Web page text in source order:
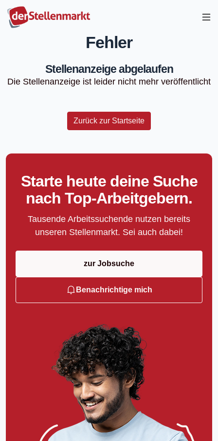
Fehler
Stellenanzeige abgelaufen
Die Stellenanzeige ist leider nicht mehr veröffentlicht
Zurück zur Startseite
Starte heute deine Suche
nach Top-Arbeitgebern.
Tausende Arbeitssuchende nutzen bereits
unseren Stellenmarkt. Sei auch dabei!
zur Jobsuche
Benachrichtige mich